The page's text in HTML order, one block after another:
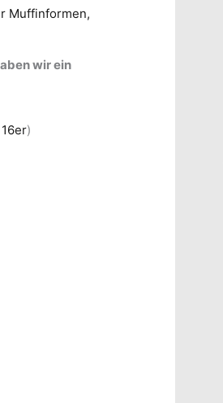
Muffinformen,
wir ein
)